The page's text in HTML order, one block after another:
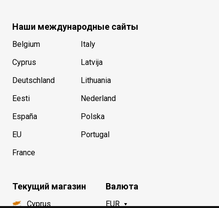
Наши международные сайты
Belgium
Cyprus
Deutschland
Eesti
España
EU
France
Italy
Latvija
Lithuania
Nederland
Polska
Portugal
Текущий магазин
Cyprus
Валюта
EUR